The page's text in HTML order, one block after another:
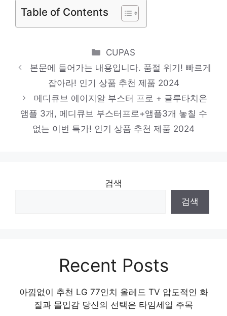
품 2024
인증 위니아 제습기 EDH10HNW(A) 10L
제품 2024
Apple 정품 애플펜슬 2세대, 1개
다가오는 여름, 시원하게! 인기 상품 추천 제
품 2024
삼성전자 무선지원 자동양면 출력 빌트인 컬
Table of Contents
Categories
CUPAS
본문에 들어가는 내용입니다. 품절 위기! 빠르게
잡아라! 인기 상품 추천 제품 2024
메디큐브 에이지알 부스터 프로 + 글루타치온
앰플 3개, 메디큐브 부스터프로+앰플3개 놓칠 수
없는 이번 특가! 인기 상품 추천 제품 2024
검색
검색
Recent Posts
아낌없이 추천 LG 77인치 올레드 TV 압도적인 화
질과 몰입감 당신의 선택은 타임세일 주목